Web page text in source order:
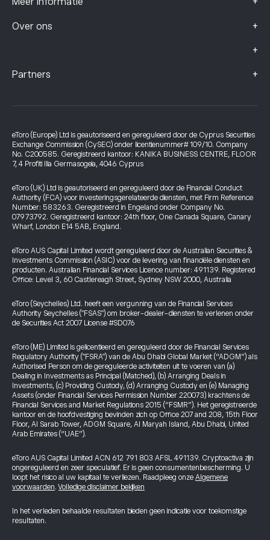
Over ons +
+
Partners +
eToro (Europe) Ltd is geautoriseerd en gereguleerd door de Cyprus Securities
Exchange Commission (CySEC) onder licentienummer# 109/10. Company
No. C200585. Geregistreerd kantoor: KANIKA BUSINESS CENTRE, FLOOR
7, 4 Profiti Ilia Germasogeia, 4046 Cyprus
eToro (UK) Ltd is geautoriseerd en gereguleerd door de Financial Conduct
Authority (FCA) voor investeringsgerelateerde diensten, met Firm Reference
Number: 583263. Geregistreerd in Engeland onder Company No.
07973792. Geregistreerd kantoor: 24th floor, One Canada Square, Canary
Wharf, London E14 5AB, England.
eToro AUS Capital Limited wordt gereguleerd door de Australian Securities &
Investments Commission (ASIC) voor de levering van financiële diensten en
producten. Australian Financial Services Licence number: 491139. Registered
Office: Level 3, 60 Castlereagh Street, Sydney NSW 2000, Australia
eToro (Seychelles) Ltd. heeft een vergunning van de Financial Services
Authority Seychelles ("FSAS") om broker-dealer-diensten te verlenen onder
de Securities Act 2007 License #SD076
eToro (ME) Limited is gelicentieerd en gereguleerd door de Financial Services
Regulatory Authority ("FSRA") van de Abu Dhabi Global Market (“ADGM”) als
Authorised Person om de gereguleerde activiteiten uit te voeren van (a)
Dealing in Investments as Principal (Matched), (b) Arranging Deals in
Investments, (c) Providing Custody, (d) Arranging Custody en (e) Managing
Assets (onder Financial Services Permission Number 220073) krachtens de
Financial Services and Market Regulations 2015 (“FSMR”). Het geregistreerde
kantoor en de hoofdvestiging bevinden zich op Office 207 and 208, 15th Floor
Floor, Al Sarab Tower, ADGM Square, Al Maryah Island, Abu Dhabi, United
Arab Emirates (“UAE”).
eToro AUS Capital Limited ACN 612 791 803 AFSL 491139. Cryptoactiva zijn
ongereguleerd en zeer speculatief. Er is geen consumentenbescherming. U
loopt het risico al uw kapitaal te verliezen. Raadpleeg onze Algemene
voorwaarden.Volledige disclaimer bekijken
In het verleden behaalde resultaten bieden geen indicatie voor toekomstige
resultaten.